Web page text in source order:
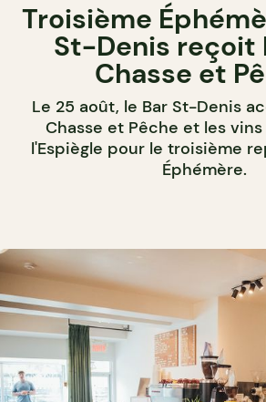
Troisième
St-Denis reçoit
Chasse et
Le 25 août, le Bar St-Denis
Chasse et Pêche et les
l'Espiègle pour le troisième
Éphémère.